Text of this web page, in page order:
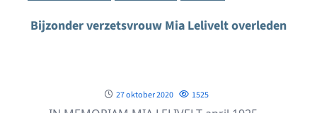
Bijzonder verzetsvrouw Mia Lelivelt overleden
27 oktober 2020 1525